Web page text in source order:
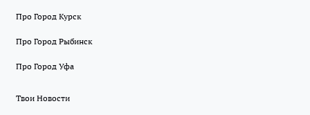
Про Город Курск
Про Город Рыбинск
Про Город Уфа
Твои Новости